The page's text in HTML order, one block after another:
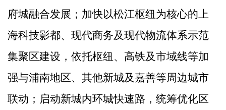
府城融合发展；加快以松江枢纽为核心的上
海科技影都、现代商务及现代物流体系示范
集聚区建设，依托枢纽、高铁及市域线等加
强与浦南地区、其他新城及嘉善等周边城市
联动；启动新城内环城快速路，统筹优化区